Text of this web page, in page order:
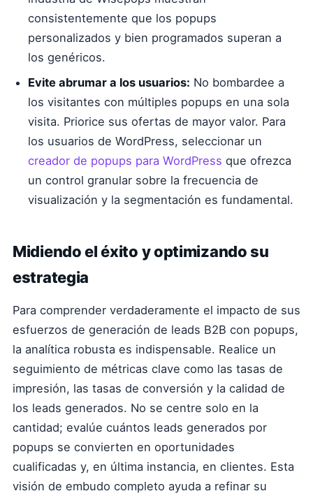
consistentemente que los popups
personalizados y bien programados superan a
los genéricos.
Evite abrumar a los usuarios: No bombardee a
los visitantes con múltiples popups en una sola
visita. Priorice sus ofertas de mayor valor. Para
los usuarios de WordPress, seleccionar un
creador de popups para WordPress que ofrezca
un control granular sobre la frecuencia de
visualización y la segmentación es fundamental.
Midiendo el éxito y optimizando su
estrategia
Para comprender verdaderamente el impacto de sus
esfuerzos de generación de leads B2B con popups,
la analítica robusta es indispensable. Realice un
seguimiento de métricas clave como las tasas de
impresión, las tasas de conversión y la calidad de
los leads generados. No se centre solo en la
cantidad; evalúe cuántos leads generados por
popups se convierten en oportunidades
cualificadas y, en última instancia, en clientes. Esta
visión de embudo completo ayuda a refinar su